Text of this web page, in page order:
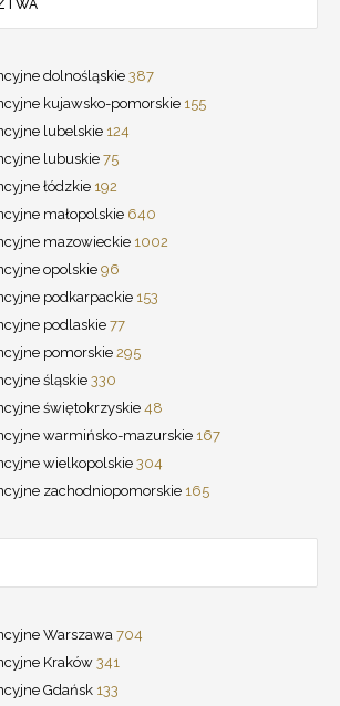
dolnośląskie 387
kujawsko-pomorskie 155
lubelskie 124
lubuskie 75
łódzkie 192
małopolskie 640
mazowieckie 1002
opolskie 96
podkarpackie 153
podlaskie 77
pomorskie 295
śląskie 330
świętokrzyskie 48
warmińsko-mazurskie 167
wielkopolskie304
zachodniopomorskie 165
Warszawa 704
Kraków 341
Gdańsk 133